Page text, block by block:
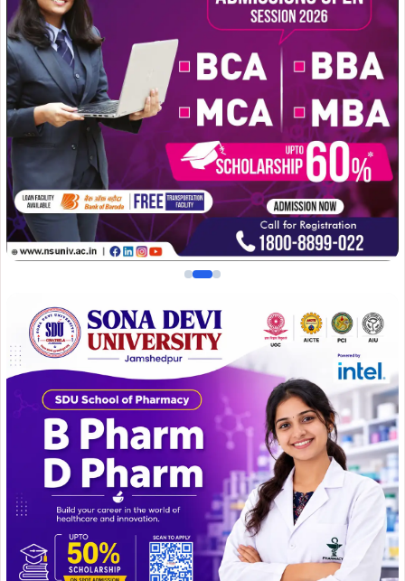
इस कार्यशाला के प्रशिक्षु सुश्री मानसी ठक्कर हैं, जो की फोटोग्राफी
एजुकेटर संस्थान मुंबई के जुड़ी है। सुश्री मानसी ठक्कर का यह
कार्यशाला पूरे झारखंड में पहली बार हो रहा है और वह भी सबसे पहले
जमशेदपुर में। यह पूरे जमशेदपुर के फोटोग्राफर के लिए बहुत ही गर्व
का विषय है।